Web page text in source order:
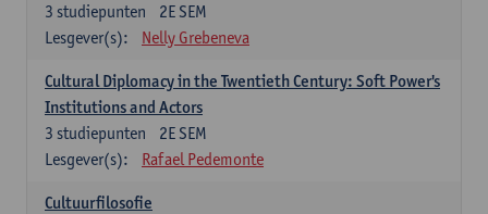
2E SEM
3 studiepunten
Lesgever(s):
Nelly Grebeneva
Cultural Diplomacy in the Twentieth Century: Soft Power's
Institutions and Actors
2E SEM
3 studiepunten
Lesgever(s):
Rafael Pedemonte
Cultuurfilosofie